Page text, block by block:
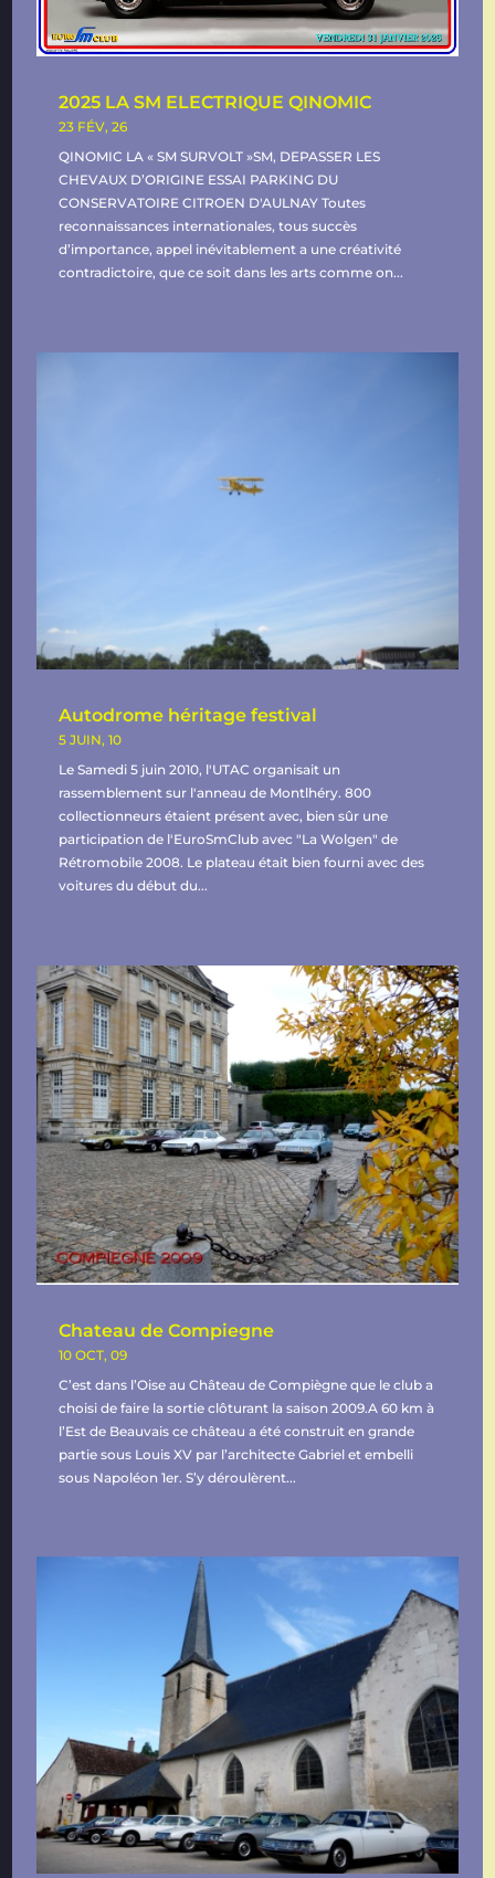
2025 LA SM ELECTRIQUE QINOMIC
23 FÉV, 26
QINOMIC LA « SM SURVOLT »SM, DEPASSER LES
CHEVAUX D’ORIGINE ESSAI PARKING DU
CONSERVATOIRE CITROEN D'AULNAY Toutes
reconnaissances internationales, tous succès
d’importance, appel inévitablement a une créativité
contradictoire, que ce soit dans les arts comme on...
Autodrome héritage festival
5 JUIN, 10
Le Samedi 5 juin 2010, l'UTAC organisait un
rassemblement sur l'anneau de Montlhéry. 800
collectionneurs étaient présent avec, bien sûr une
participation de l'EuroSmClub avec "La Wolgen" de
Rétromobile 2008. Le plateau était bien fourni avec des
voitures du début du...
Chateau de Compiegne
10 OCT, 09
C’est dans l’Oise au Château de Compiègne que le club a
choisi de faire la sortie clôturant la saison 2009.A 60 km à
l’Est de Beauvais ce château a été construit en grande
partie sous Louis XV par l’architecte Gabriel et embelli
sous Napoléon 1er. S’y déroulèrent...